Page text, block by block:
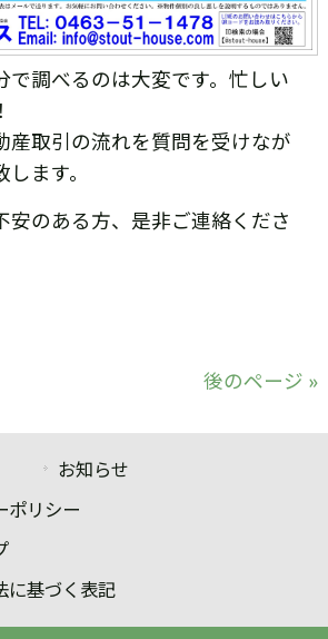
で調べるのは大変です。忙しい
産取引の流れを質問を受けなが
ます。
安のある方、是非ご連絡くださ
後のページ »
お知らせ
ポリシー
に基づく表記